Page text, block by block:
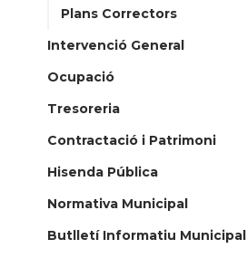
Plans Correctors
Intervenció General
Ocupació
Tresoreria
Contractació i Patrimoni
Hisenda Pública
Normativa Municipal
Butlletí Informatiu Municipal